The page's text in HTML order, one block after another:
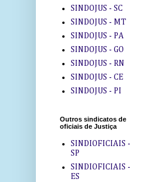
SINDOJUS - SC
SINDOJUS - MT
SINDOJUS - PA
SINDOJUS - GO
SINDOJUS - RN
SINDOJUS - CE
SINDOJUS - PI
Outros sindicatos de
oficiais de Justiça
SINDIOFICIAIS -
SP
SINDIOFICIAIS -
ES